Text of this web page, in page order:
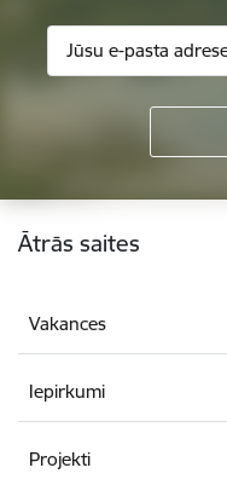
Kājene
Ātrās saites
Vakances
Iepirkumi
Projekti